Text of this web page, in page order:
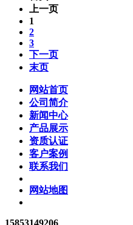
上一页
1
2
3
下一页
末页
网站首页
公司简介
新闻中心
产品展示
资质认证
客户案例
联系我们
网站地图